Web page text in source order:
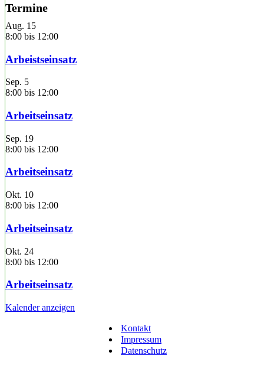
Termine
Aug. 15
8:00 bis 12:00
Arbeistseinsatz
Sep. 5
8:00 bis 12:00
Arbeitseinsatz
Sep. 19
8:00 bis 12:00
Arbeitseinsatz
Okt. 10
8:00 bis 12:00
Arbeitseinsatz
Okt. 24
8:00 bis 12:00
Arbeitseinsatz
Kalender anzeigen
Kontakt
Impressum
Datenschutz